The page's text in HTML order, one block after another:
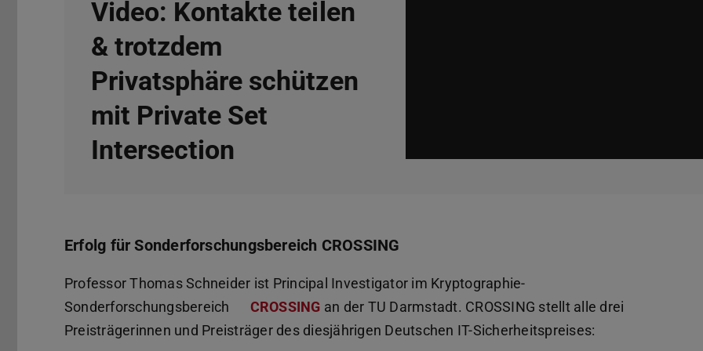
Video: Kontakte teilen
& trotzdem
Privatsphäre schützen
mit Private Set
Intersection
Erfolg für Sonderforschungsbereich CROSSING
Professor Thomas Schneider ist Principal Investigator im Kryptographie-
Sonderforschungsbereich
CROSSING an der TU Darmstadt. CROSSING stellt alle drei
Preisträgerinnen und Preisträger des diesjährigen Deutschen IT-Sicherheitspreises: